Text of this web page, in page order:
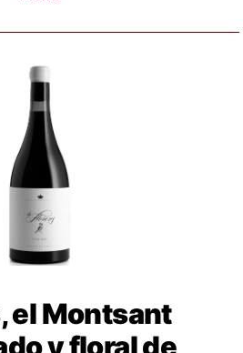
el Montsant
y floral de